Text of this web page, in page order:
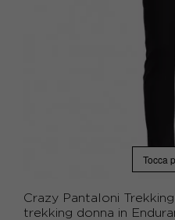
Tocca
Crazy Pantaloni
trekking donna in